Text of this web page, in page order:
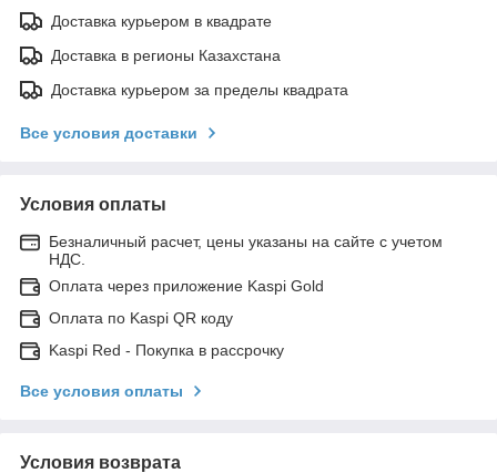
Доставка курьером в квадрате
Доставка в регионы Казахстана
Доставка курьером за пределы квадрата
Все условия доставки
Условия оплаты
Безналичный расчет, цены указаны на сайте с учетом
НДС.
Оплата через приложение Kaspi Gold
Оплата по Kaspi QR коду
Kaspi Red - Покупка в рассрочку
Все условия оплаты
Условия возврата